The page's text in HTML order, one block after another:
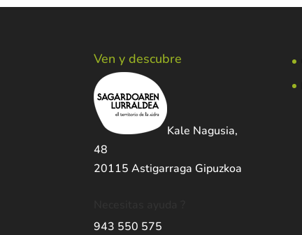
Ven y descubre
Kale Nagusia,
48
20115 Astigarraga Gipuzkoa
943 550 575